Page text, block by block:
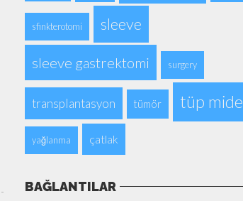
sfinkterotomi sleeve
sleeve gastrektomi surgery
transplantasyon tümör tüp mide
yağlanma çatlak
BAĞLANTILAR